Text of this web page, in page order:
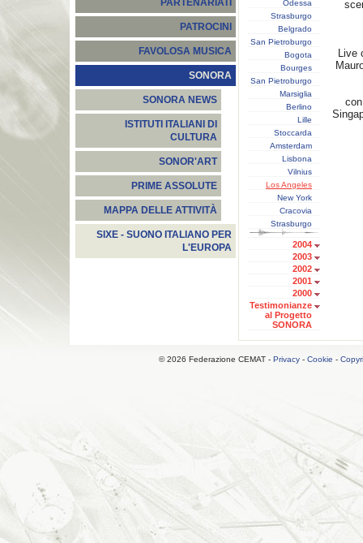
PARTENARIATI
PATROCINI
FAVOLOSA MUSICA
SONORA
SONORA NEWS
ISTITUTI ITALIANI DI
CULTURA
SONOR'ART
PRIME ASSOLUTE
MAPPA DELLE ATTIVITÀ
SIXE - SUONO ITALIANO PER
L'EUROPA
Odessa
Strasburgo
Belgrado
San Pietroburgo
Bogota
Bourges
San Pietroburgo
Marsiglia
Berlino
Lille
Stoccarda
Amsterdam
Lisbona
Vilnius
Los Angeles
New York
Cracovia
Strasburgo
2004
2003
2002
2001
2000
Testimonianze
al Progetto
SONORA
Live
© 2026 Federazione CEMAT - Privacy- Cookie -